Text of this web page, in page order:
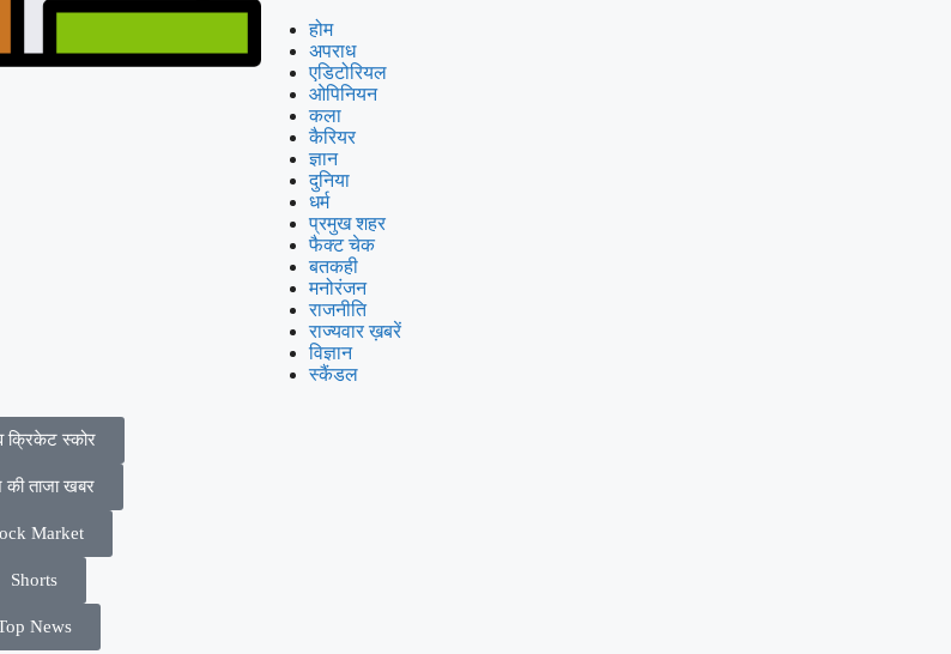
होम
अपराध
एडिटोरियल
ओपिनियन
कला
कैरियर
ज्ञान
दुनिया
धर्म
प्रमुख शहर
फैक्ट चेक
बतकही
मनोरंजन
राजनीति
राज्यवार ख़बरें
विज्ञान
स्कैंडल
क्रिकेट स्कोर
ताजा खबर
Market
Shorts
News